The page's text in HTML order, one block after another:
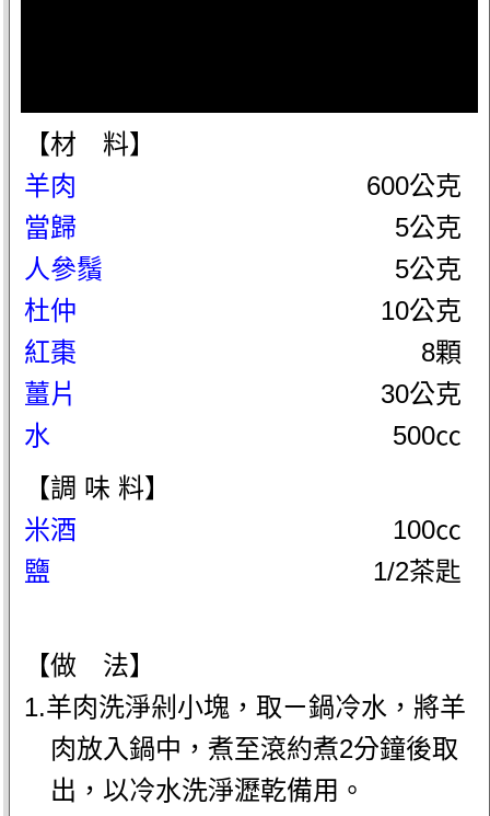
【材 料】
羊肉
600公克
當歸
5公克
人參鬚
5公克
杜仲
10公克
紅棗
8顆
薑片
30公克
水
500㏄
【調 味 料】
米酒
100㏄
鹽
1/2茶匙
【做 法】
1.羊肉洗淨剁小塊，取ㄧ鍋冷水，將羊
肉放入鍋中，煮至滾約煮2分鐘後取
出，以冷水洗淨瀝乾備用。